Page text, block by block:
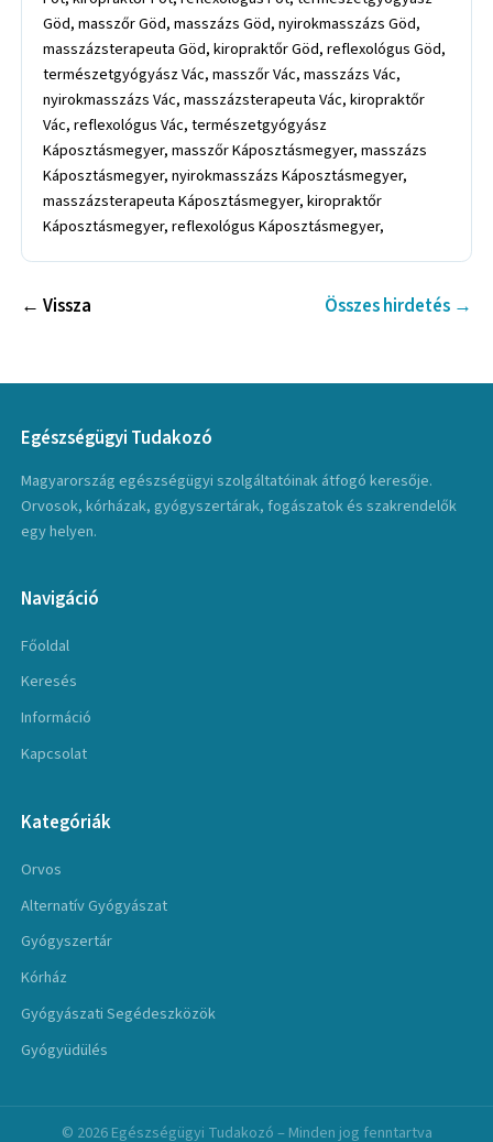
Göd, masszőr Göd, masszázs Göd, nyirokmasszázs Göd,
masszázsterapeuta Göd, kiropraktőr Göd, reflexológus Göd,
természetgyógyász Vác, masszőr Vác, masszázs Vác,
nyirokmasszázs Vác, masszázsterapeuta Vác, kiropraktőr
Vác, reflexológus Vác, természetgyógyász
Káposztásmegyer, masszőr Káposztásmegyer, masszázs
Káposztásmegyer, nyirokmasszázs Káposztásmegyer,
masszázsterapeuta Káposztásmegyer, kiropraktőr
Káposztásmegyer, reflexológus Káposztásmegyer,
← Vissza Összes hirdetés →
Egészségügyi Tudakozó
Magyarország egészségügyi szolgáltatóinak átfogó keresője.
Orvosok, kórházak, gyógyszertárak, fogászatok és szakrendelők
egy helyen.
Navigáció
Főoldal
Keresés
Információ
Kapcsolat
Kategóriák
Orvos
Alternatív Gyógyászat
Gyógyszertár
Kórház
Gyógyászati Segédeszközök
Gyógyüdülés
© 2026 Egészségügyi Tudakozó – Minden jog fenntartva